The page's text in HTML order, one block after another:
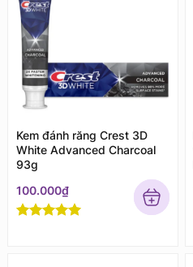
Kem đánh răng Crest 3D
White Advanced Charcoal
93g
100.000₫